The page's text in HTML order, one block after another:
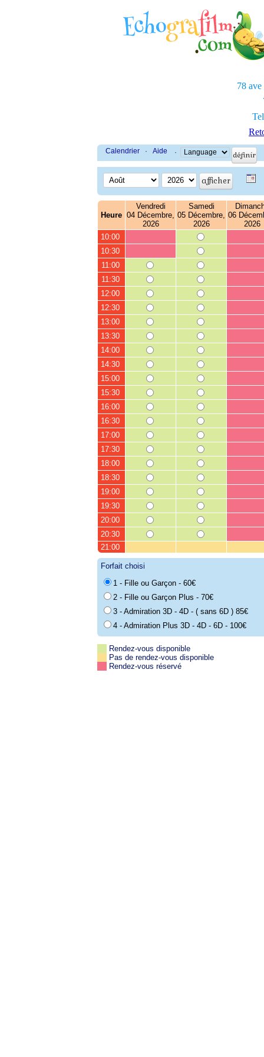
78 ave
Calendrier · Aide ·
Heure
Vendredi
04 Décembre,
2026
Samedi
05 Décembre,
2026
06
2026
10:00
10:30
11:00
11:30
12:00
12:30
13:00
13:30
14:00
14:30
15:00
15:30
16:00
16:30
17:00
17:30
18:00
18:30
19:00
19:30
20:00
20:30
21:00
Forfait choisi
1 - Fille ou Garçon - 60€
2 - Fille ou Garçon Plus - 70€
3 - Admiration 3D - 4D - ( sans 6D ) 85€
4 - Admiration Plus 3D - 4D - 6D - 100€
Rendez-vous disponible
Pas de rendez-vous disponible
Rendez-vous réservé